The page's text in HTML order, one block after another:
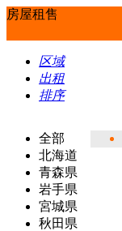
房屋租售
区域
出租
排序
全部
北海道
青森県
岩手県
宮城県
秋田県